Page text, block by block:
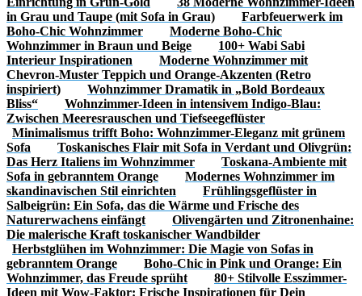
in Grau und Taupe (mit Sofa in Grau)
Farbfeuerwerk im
Boho-Chic Wohnzimmer
Moderne Boho-Chic
Wohnzimmer in Braun und Beige
100+ Wabi Sabi
Interieur Inspirationen
Moderne Wohnzimmer mit
Chevron-Muster Teppich und Orange-Akzenten (Retro
inspiriert)
Wohnzimmer Dramatik in „Bold Bordeaux
Bliss“
Wohnzimmer-Ideen in intensivem Indigo-Blau:
Zwischen Meeresrauschen und Tiefseegeflüster
Minimalismus trifft Boho: Wohnzimmer-Eleganz mit grünem
Sofa
Toskanisches Flair mit Sofa in Verdant und Olivgrün:
Das Herz Italiens im Wohnzimmer
Toskana-Ambiente mit
Sofa in gebranntem Orange
Modernes Wohnzimmer im
skandinavischen Stil einrichten
Frühlingsgeflüster in
Salbeigrün: Ein Sofa, das die Wärme und Frische des
Naturerwachens einfängt
Olivengärten und Zitronenhaine:
Die malerische Kraft toskanischer Wandbilder
Herbstglühen im Wohnzimmer: Die Magie von Sofas in
gebranntem Orange
Boho-Chic in Pink und Orange: Ein
Wohnzimmer, das Freude sprüht
80+ Stilvolle Esszimmer-
Ideen mit Wow-Faktor: Frische Inspirationen für Dein